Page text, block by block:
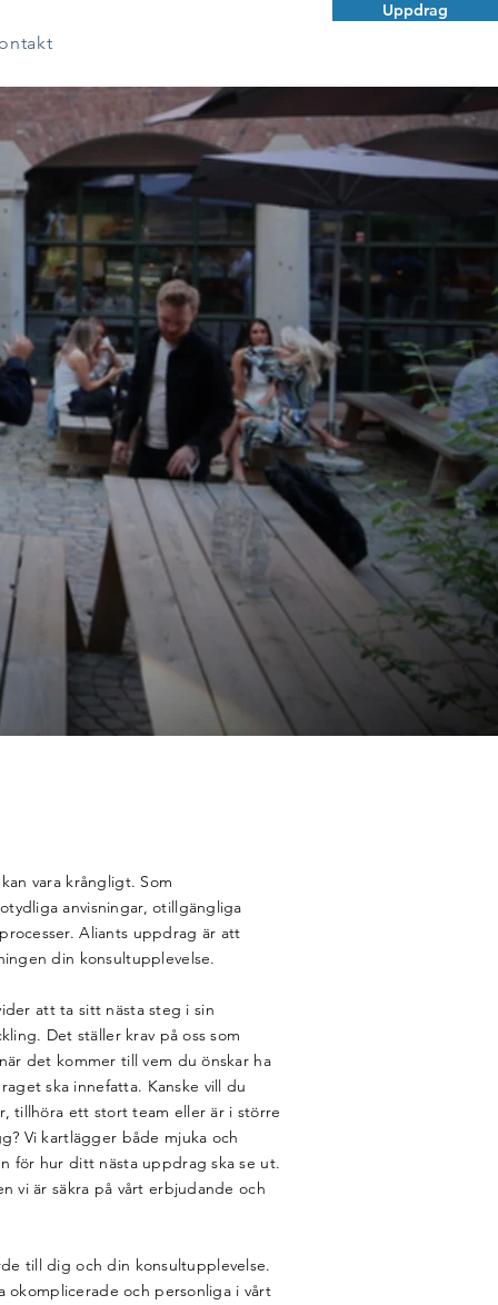
Uppdrag
vara krångligt. Som
anvisningar, otillgängliga
Aliants uppdrag är att
din konsultupplevelse.
att ta sitt nästa steg i sin
Det ställer krav på oss som
det kommer till vem du önskar ha
ska innefatta. Kanske vill du
tillhöra ett stort team eller är i större
Vi kartlägger både mjuka och
för hur ditt nästa uppdrag ska se ut.
vi är säkra på vårt erbjudande och
till dig och din konsultupplevelse.
okomplicerade och personliga i vårt